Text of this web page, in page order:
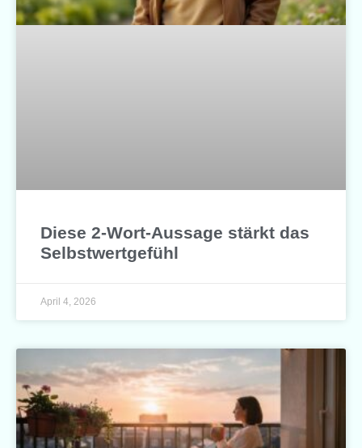
Diese 2-Wort-Aussage stärkt das
Selbstwertgefühl
April 4, 2026